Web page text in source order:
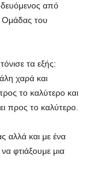
από
Ομάδας του
τα εξής:
χαρά και
το καλύτερο και
προς το καλύτερο.
αλλά και με ένα
φτιάξουμε μια